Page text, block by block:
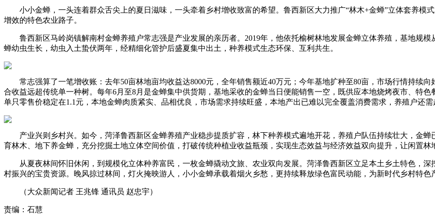
小小金蝉，一头连着群众舌尖上的夏日滋味，一头牵着乡村增收致富的希望。鲁西新区大力推广“林木+金蝉”立体套养模
增效的特色农业路子。
鲁西新区马岭岗镇解南村金蝉养殖户常志强是产业发展的亲历者。2019年，他依托榆树林地发展金蝉立体养殖，基地规模
蝉幼虫生长，幼虫入土蛰伏两年，经精细化管护后盛夏集中出土，种养模式生态环保、互利共生。
常志强算了一笔增收账：去年50亩林地亩均收益达8000元，全年销售额近40万元；今年基地扩种至80亩，市场行情持续
合收益远超传统单一种树。每年6月至8月是金蝉集中供货期，基地采收的金蝉当日便能销售一空，既供应本地烧烤夜市、特
单只零售价稳定在1.1元，本地金蝉肉质紧实、品相优良，市场需求持续旺盛，本地产出已难以完全覆盖消费需求，养殖户还
产业兴则乡村兴。如今，菏泽鲁西新区金蝉养殖产业稳步提质扩容，林下种养模式遍地开花，养殖户队伍持续壮大，金蝉
育林木、地下养金蝉，充分挖掘土地立体空间价值，打破传统种植业收益瓶颈，实现生态效益与经济效益双向提升，让闲置
从夏夜林间怀旧休闲，到规模化立体种养富民，一枚金蝉撬动文旅、农业双向发展。菏泽鲁西新区立足本土乡土特色，深
村振兴的宝贵资源。晚风掠过林间，灯火掩映游人，小小金蝉承载着烟火乡愁，更持续释放绿色富民动能，为新时代乡村特色
（大众新闻记者 王兆锋 通讯员 赵忠宇）
责编：石慧